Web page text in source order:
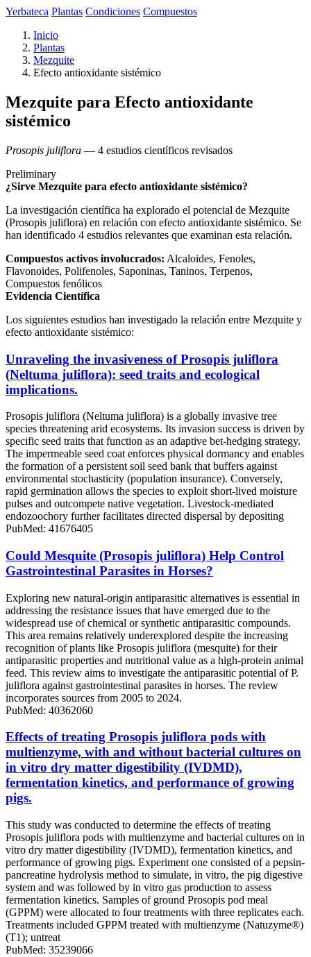
Yerbateca Plantas Condiciones Compuestos
Inicio
Plantas
Mezquite
Efecto antioxidante sistémico
Mezquite para Efecto antioxidante
sistémico
Prosopis juliflora — 4 estudios científicos revisados
Preliminary
¿Sirve Mezquite para efecto antioxidante sistémico?
La investigación científica ha explorado el potencial de Mezquite
(Prosopis juliflora) en relación con efecto antioxidante sistémico. Se
han identificado 4 estudios relevantes que examinan esta relación.
Compuestos activos involucrados: Alcaloides, Fenoles,
Flavonoides, Polifenoles, Saponinas, Taninos, Terpenos,
Compuestos fenólicos
Evidencia Científica
Los siguientes estudios han investigado la relación entre Mezquite y
efecto antioxidante sistémico:
Unraveling the invasiveness of Prosopis juliflora
(Neltuma juliflora): seed traits and ecological
implications.
Prosopis juliflora (Neltuma juliflora) is a globally invasive tree
species threatening arid ecosystems. Its invasion success is driven by
specific seed traits that function as an adaptive bet-hedging strategy.
The impermeable seed coat enforces physical dormancy and enables
the formation of a persistent soil seed bank that buffers against
environmental stochasticity (population insurance). Conversely,
rapid germination allows the species to exploit short-lived moisture
pulses and outcompete native vegetation. Livestock-mediated
endozoochory further facilitates directed dispersal by depositing
PubMed: 41676405
Could Mesquite (Prosopis juliflora) Help Control
Gastrointestinal Parasites in Horses?
Exploring new natural-origin antiparasitic alternatives is essential in
addressing the resistance issues that have emerged due to the
widespread use of chemical or synthetic antiparasitic compounds.
This area remains relatively underexplored despite the increasing
recognition of plants like Prosopis juliflora (mesquite) for their
antiparasitic properties and nutritional value as a high-protein animal
feed. This review aims to investigate the antiparasitic potential of P.
juliflora against gastrointestinal parasites in horses. The review
incorporates sources from 2005 to 2024.
PubMed: 40362060
Effects of treating Prosopis juliflora pods with
multienzyme, with and without bacterial cultures on
in vitro dry matter digestibility (IVDMD),
fermentation kinetics, and performance of growing
pigs.
This study was conducted to determine the effects of treating
Prosopis juliflora pods with multienzyme and bacterial cultures on in
vitro dry matter digestibility (IVDMD), fermentation kinetics, and
performance of growing pigs. Experiment one consisted of a pepsin-
pancreatine hydrolysis method to simulate, in vitro, the pig digestive
system and was followed by in vitro gas production to assess
fermentation kinetics. Samples of ground Prosopis pod meal
(GPPM) were allocated to four treatments with three replicates each.
Treatments included GPPM treated with multienzyme (Natuzyme®)
(T1); untreat
PubMed: 35239066